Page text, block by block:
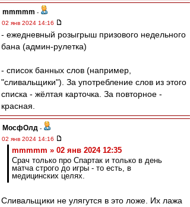
mmmmm -
02 янв 2024 14:16
- ежедневный розыгрыш призового недельного
бана (админ-рулетка)
- список банных слов (например,
"сливальщики"). За употребление слов из этого
списка - жёлтая карточка. За повторное -
красная.
МосфОлд -
02 янв 2024 14:16
mmmmm » 02 янв 2024 12:35
Срач только про Спартак и только в день
матча строго до игры - то есть, в
медицинских целях.
Сливальщики не улягутся в это ложе. Их лажа